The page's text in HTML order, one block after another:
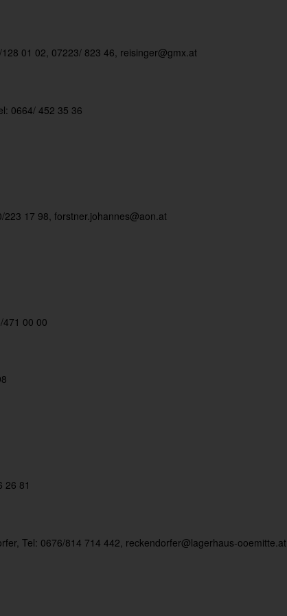
01 02, 07223/ 823 46, reisinger@gmx.at
0664/ 452 35 36
17 98, forstner.johannes@aon.at
471 00 00
26 81
Tel: 0676/814 714 442, reckendorfer@lagerhaus-ooemitte.at